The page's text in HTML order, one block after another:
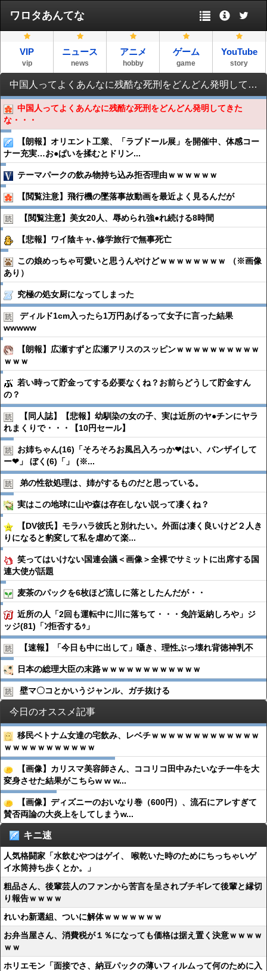
ワロタあんてな
VIP
vip
ニュース
news
アニメ
hobby
ゲーム
game
YouTube
story
中国人ってよくあんなに残酷な死刑をどんどん発明してきたな・・・
中国人ってよくあんなに残酷な死刑をどんどん発明してきた
な・・・
【朗報】オリエント工業、「ラブドール展」を開催中、体感コー
ナー充実…お●ぱいを揉むとドリン...
テーマパークの飲み物持ち込み拒否理由ｗｗｗｗｗｗ
【閲覧注意】飛行機の墜落事故動画を最近よく見るんだが
【閲覧注意】美女20人、辱められ強●︎れ続ける8時間
【悲報】ワイ陰キャ､修学旅行で無事死亡
この娘めっちゃ可愛いと思うんやけどｗｗｗｗｗｗｗｗ （※画像
あり）
究極の処女厨になってしまった
ディルド1cm入ったら1万円あげるって女子に言った結果
wwwww
【朗報】広瀬すずと広瀬アリスのスッピンｗｗｗｗｗｗｗｗｗｗ
ｗｗｗ
若い時って貯金ってする必要なくね？お前らどうして貯金すん
の？
【同人誌】【悲報】幼馴染の女の子、実は近所のヤ●︎チンにヤラ
れまくりで・・・【10円セール】
お姉ちゃん(16)「そろそろお風呂入ろっか❤はい、バンザイして
ー❤」 ぼく(6)「」 (※...
弟の性欲処理は、姉がするものだと思っている。
実はこの地球に山や森は存在しない説って凄くね？
【DV彼氏】モラハラ彼氏と別れたい。外面は凄く良いけど２人き
りになると豹変して私を虐めて楽...
笑ってはいけない国連会議＜画像＞全裸でサミットに出席する国
連大使が話題
麦茶のパックを6枚ほど流しに落としたんだが・・
近所の人「2回も運転中に川に落ちて・・・免許返納しろや」ジ
ッジ(81)「ﾝ拒否するｩ」
【速報】「今日も中に出して」囁き、理性ぶっ壊れ背徳神乳不
日本の総理大臣の末路ｗｗｗｗｗｗｗｗｗｗｗｗ
壁マ〇コとかいうジャンル、ガチ抜ける
今日のオススメ記事
移民ベトナム女達の宅飲み、レベチｗｗｗｗｗｗｗｗｗｗｗｗｗ
ｗｗｗｗｗｗｗｗｗｗｗ
【画像】カリスマ美容師さん、ココリコ田中みたいなチー牛を大
変身させた結果がこちらw w w...
【画像】ディズニーのおいなり巻（600円）、流石にアレすぎて
賛否両論の大炎上をしてしまうw...
キニ速
人気格闘家「水飲むやつはゲイ、 喉乾いた時のためにちっちゃいゲ
イ水筒持ち歩くとか。」
粗品さん、後輩芸人のファンから苦言を呈されブチギレて後輩と縁切
り報告ｗｗｗｗ
れいわ新選組、ついに解体ｗｗｗｗｗｗｗ
お弁当屋さん、消費税が１％になっても価格は据え置く決意ｗｗｗｗ
ｗｗ
ホリエモン「面接でさ、納豆パックの薄いフィルムって何のために入